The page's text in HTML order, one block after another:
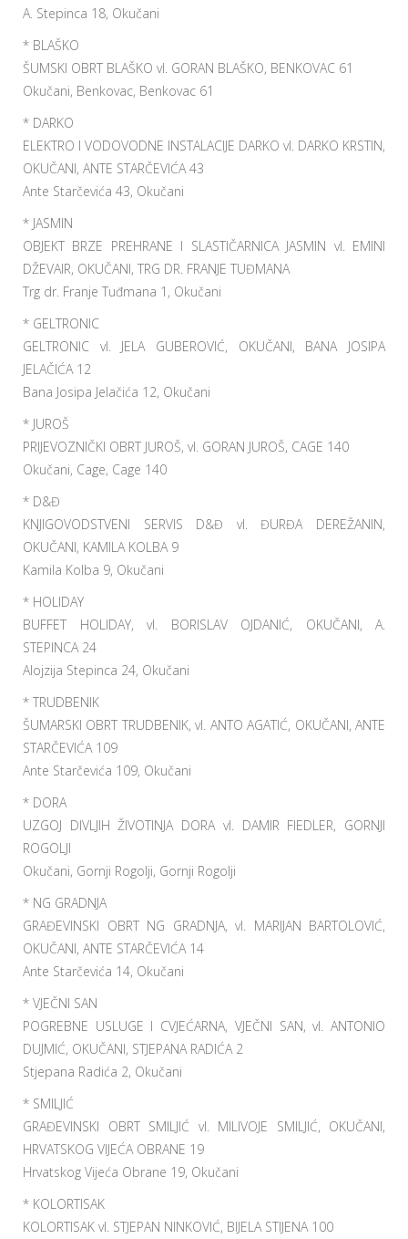
A. Stepinca 18, Okučani
* BLAŠKO
ŠUMSKI OBRT BLAŠKO vl. GORAN BLAŠKO, BENKOVAC 61
Okučani, Benkovac, Benkovac 61
* DARKO
ELEKTRO I VODOVODNE INSTALACIJE DARKO vl. DARKO KRSTIN,
OKUČANI, ANTE STARČEVIĆA 43
Ante Starčevića 43, Okučani
* JASMIN
OBJEKT BRZE PREHRANE I SLASTIČARNICA JASMIN vl. EMINI
DŽEVAIR, OKUČANI, TRG DR. FRANJE TUĐMANA
Trg dr. Franje Tuđmana 1, Okučani
* GELTRONIC
GELTRONIC vl. JELA GUBEROVIĆ, OKUČANI, BANA JOSIPA
JELAČIĆA 12
Bana Josipa Jelačića 12, Okučani
* JUROŠ
PRIJEVOZNIČKI OBRT JUROŠ, vl. GORAN JUROŠ, CAGE 140
Okučani, Cage, Cage 140
* D&Đ
KNJIGOVODSTVENI SERVIS D&Đ vl. ĐURĐA DEREŽANIN,
OKUČANI, KAMILA KOLBA 9
Kamila Kolba 9, Okučani
* HOLIDAY
BUFFET HOLIDAY, vl. BORISLAV OJDANIĆ, OKUČANI, A.
STEPINCA 24
Alojzija Stepinca 24, Okučani
* TRUDBENIK
ŠUMARSKI OBRT TRUDBENIK, vl. ANTO AGATIĆ, OKUČANI, ANTE
STARČEVIĆA 109
Ante Starčevića 109, Okučani
* DORA
UZGOJ DIVLJIH ŽIVOTINJA DORA vl. DAMIR FIEDLER, GORNJI
ROGOLJI
Okučani, Gornji Rogolji, Gornji Rogolji
* NG GRADNJA
GRAĐEVINSKI OBRT NG GRADNJA, vl. MARIJAN BARTOLOVIĆ,
OKUČANI, ANTE STARČEVIĆA 14
Ante Starčevića 14, Okučani
* VJEČNI SAN
POGREBNE USLUGE I CVJEĆARNA, VJEČNI SAN, vl. ANTONIO
DUJMIĆ, OKUČANI, STJEPANA RADIĆA 2
Stjepana Radića 2, Okučani
* SMILJIĆ
GRAĐEVINSKI OBRT SMILJIĆ vl. MILIVOJE SMILJIĆ, OKUČANI,
HRVATSKOG VIJEĆA OBRANE 19
Hrvatskog Vijeća Obrane 19, Okučani
* KOLORTISAK
KOLORTISAK vl. STJEPAN NINKOVIĆ, BIJELA STIJENA 100